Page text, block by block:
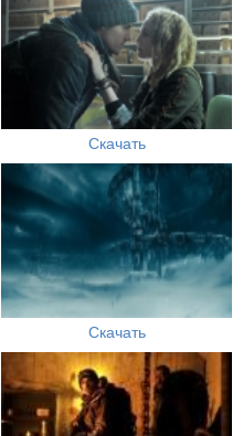
Скачать
Скачать